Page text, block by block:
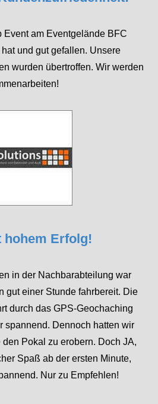
Event am Eventgelände BFC
und gut gefallen. Unsere
wurden übertroffen. Wir werden
hohem Erfolg!
in der Nachbarabteilung war
gut einer Stunde fahrbereit. Die
durch das GPS-Geochaching
spannend. Dennoch hatten wir
Pokal zu erobern. Doch JA,
Spaß ab der ersten Minute,
Nur zu Empfehlen!